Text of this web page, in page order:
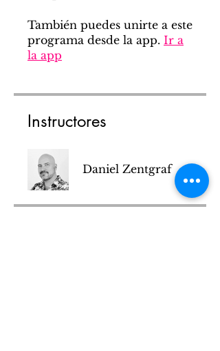
También puedes unirte a este
programa desde la app. Ir a
la app
Instructores
Daniel Zentgraf